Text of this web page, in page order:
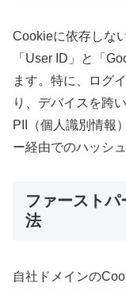
Cookieに依存しな
「User ID」と「
ます。特に、ログ
り、デバイスを跨
PII（個人識別情報
ー経由でのハッシ
ファースト
法
自社ドメインの